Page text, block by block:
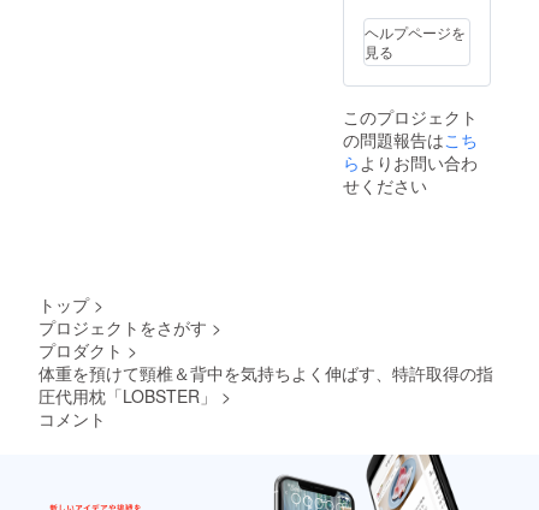
ヘルプページを
見る
このプロジェクト
の問題報告はこち
ら よりお問い合わ
せください
トップ >
プロジェクトをさがす >
プロダクト >
体重を預けて頸椎＆背中を気持ちよく伸ばす、特許取得の指
圧代用枕「LOBSTER」
>
コメント